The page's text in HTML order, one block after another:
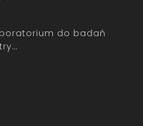
do badań